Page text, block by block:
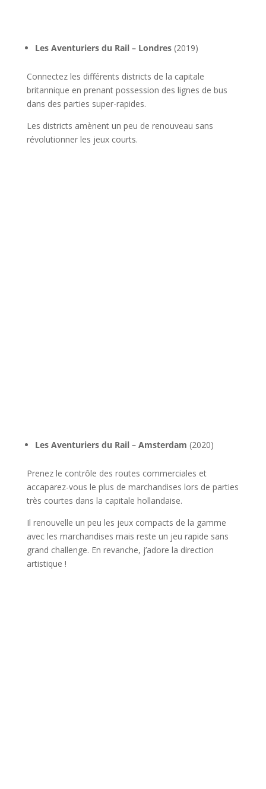
Les Aventuriers du Rail – Londres(2019)
Connectez les différents districts de la capitale
britannique en prenant possession des lignes de bus
dans des parties super-rapides.
Les districts amènent un peu de renouveau sans
révolutionner les jeux courts.
Les Aventuriers du Rail – Amsterdam (2020)
Prenez le contrôle des routes commerciales et
accaparez-vous le plus de marchandises lors de parties
très courtes dans la capitale hollandaise.
Il renouvelle un peu les jeux compacts de la gamme
avec les marchandises mais reste un jeu rapide sans
grand challenge. En revanche, j’adore la direction
artistique !